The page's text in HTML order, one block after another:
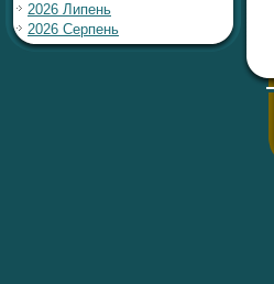
2026 Липень
2026 Серпень